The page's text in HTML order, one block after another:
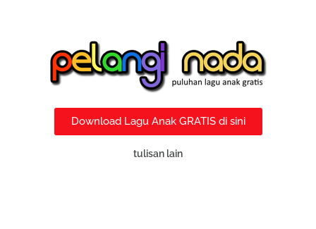
Download Lagu Anak GRATIS di sini
tulisan lain